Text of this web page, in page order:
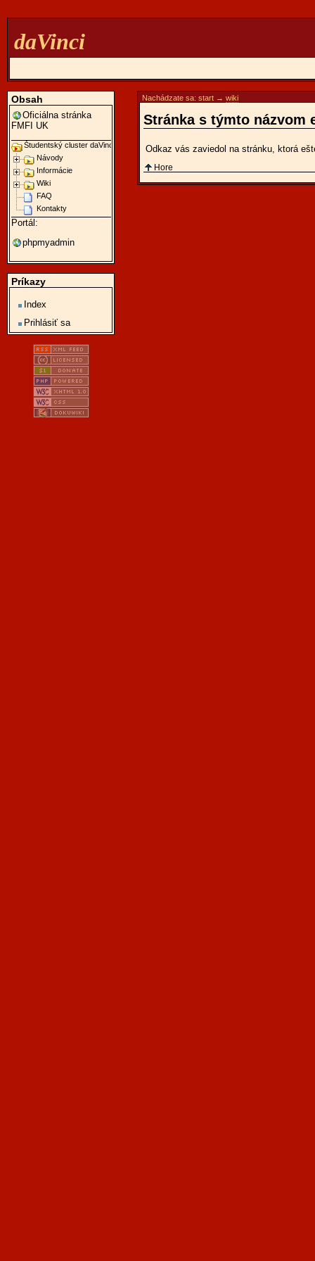
daVinci
Nachádzate sa:start →wiki
Stránka s týmto názvom
Odkaz vás zaviedol na stránku, ktorá
Hore
Obsah
Oficiálna stránka
FMFI UK
Študentský cluster daVinci
Návody
Informácie
Wiki
FAQ
Kontakty
Portál:
phpmyadmin
Príkazy
Index
Prihlásiť sa